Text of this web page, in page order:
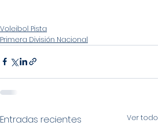
Voleibol Pista
Primera División Nacional
Entradas recientes Ver todo